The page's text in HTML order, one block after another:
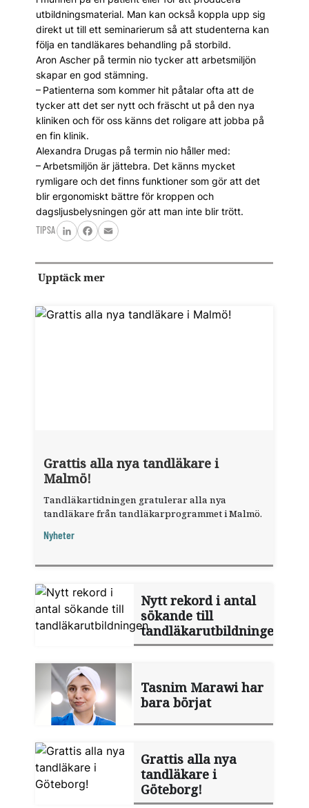
utbildningsmaterial. Man kan också koppla upp sig
direkt ut till ett seminarierum så att studenterna kan
följa en tandläkares behandling på storbild.
Aron Ascher på termin nio tycker att arbetsmiljön
skapar en god stämning.
– Patienterna som kommer hit påtalar ofta att de
tycker att det ser nytt och fräscht ut på den nya
kliniken och för oss känns det roligare att jobba på
en fin klinik.
Alexandra Drugas på termin nio håller med:
– Arbetsmiljön är jättebra. Det känns mycket
rymligare och det finns funktioner som gör att det
blir ergonomiskt bättre för kroppen och
dagsljusbelysningen gör att man inte blir trött.
TIPSA
LinkedInFacebook
Email
Upptäck mer
Grattis alla nya tandläkare i
Malmö!
Tandläkartidningen gratulerar alla nya
tandläkare från tandläkarprogrammet i Malmö.
Nyheter
Nytt rekord i antal
sökande till
tandläkarutbildningen
Tasnim Marawi har
bara börjat
Grattis alla nya
tandläkare i
Göteborg!